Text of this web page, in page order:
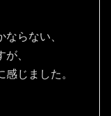
らない、
、
じました。